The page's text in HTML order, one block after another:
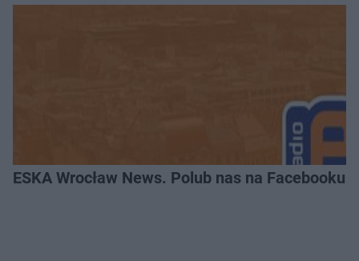
ESKA Wrocław News. Polub nas na Facebooku!